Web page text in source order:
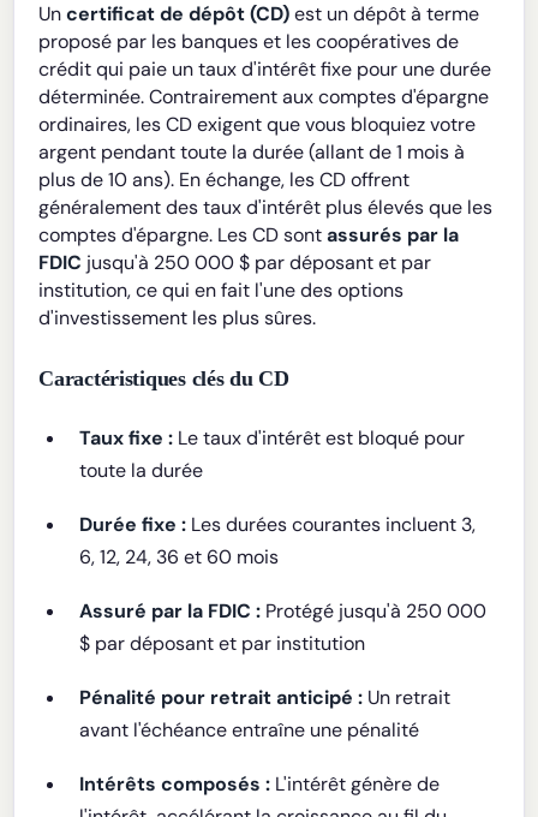
Uncertificat de dépôt (CD)est un dépôt à terme
proposé par les banques et les coopératives de
crédit qui paie un taux d'intérêt fixe pour une durée
déterminée. Contrairement aux comptes d'épargne
ordinaires, les CD exigent que vous bloquiez votre
argent pendant toute la durée (allant de 1 mois à
plus de 10 ans). En échange, les CD offrent
généralement des taux d'intérêt plus élevés que les
comptes d'épargne. Les CD sontassurés par la
FDIC jusqu'à 250 000 $ par déposant et par
institution, ce qui en fait l'une des options
d'investissement les plus sûres.
Caractéristiques clés du CD
Taux fixe : Le taux d'intérêt est bloqué pour
toute la durée
Durée fixe : Les durées courantes incluent 3,
6, 12, 24, 36 et 60 mois
Assuré par la FDIC : Protégé jusqu'à 250 000
$ par déposant et par institution
Pénalité pour retrait anticipé : Un retrait
avant l'échéance entraîne une pénalité
Intérêts composés : L'intérêt génère de